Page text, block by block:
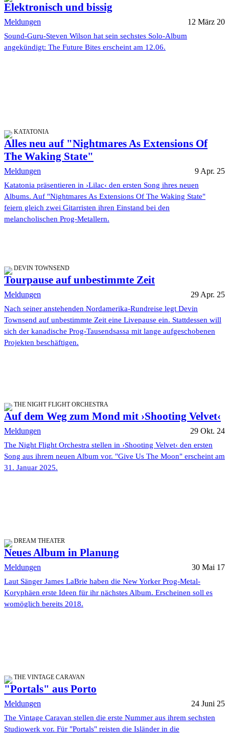
Elektronisch und bissig
Meldungen 12 März 20
Sound-Guru-Steven Wilson hat sein sechstes Solo-Album
angekündigt: The Future Bites erscheint am 12.06.
KATATONIA
Alles neu auf "Nightmares As Extensions Of
The Waking State"
Meldungen 9 Apr. 25
Katatonia präsentieren in ›Lilac‹ den ersten Song ihres neuen
Albums. Auf "Nightmares As Extensions Of The Waking State"
feiern gleich zwei Gitarristen ihren Einstand bei den
melancholischen Prog-Metallern.
DEVIN TOWNSEND
Tourpause auf unbestimmte Zeit
Meldungen 29 Apr. 25
Nach seiner anstehenden Nordamerika-Rundreise legt Devin
Townsend auf unbestimmte Zeit eine Livepause ein. Stattdessen will
sich der kanadische Prog-Tausendsassa mit lange aufgeschobenen
Projekten beschäftigen.
THE NIGHT FLIGHT ORCHESTRA
Auf dem Weg zum Mond mit ›Shooting Velvet‹
Meldungen 29 Okt. 24
The Night Flight Orchestra stellen in ›Shooting Velvet‹ den ersten
Song aus ihrem neuen Album vor. "Give Us The Moon" erscheint am
31. Januar 2025.
DREAM THEATER
Neues Album in Planung
Meldungen 30 Mai 17
Laut Sänger James LaBrie haben die New Yorker Prog-Metal-
Koryphäen erste Ideen für ihr nächstes Album. Erscheinen soll es
womöglich bereits 2018.
THE VINTAGE CARAVAN
"Portals" aus Porto
Meldungen 24 Juni 25
The Vintage Caravan stellen die erste Nummer aus ihrem sechsten
Studiowerk vor. Für "Portals" reisten die Isländer in die